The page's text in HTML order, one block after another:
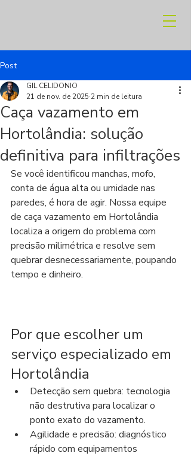
Post
Caça vazamento em
Hortolândia: solução
definitiva para infiltrações
GIL CELIDONIO
21 de nov. de 2025 2 min de leitura
Se você identificou manchas, mofo,
conta de água alta ou umidade nas
paredes, é hora de agir. Nossa equipe
de caça vazamento em Hortolândia
localiza a origem do problema com
precisão milimétrica e resolve sem
quebrar desnecessariamente, poupando
tempo e dinheiro.
Por que escolher um
serviço especializado em
Hortolândia
Detecção sem quebra: tecnologia
não destrutiva para localizar o
ponto exato do vazamento.
Agilidade e precisão: diagnóstico
rápido com equipamentos